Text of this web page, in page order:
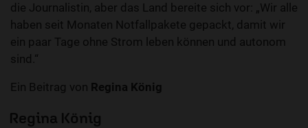
die Journalistin, aber das Land bereite sich vor: „Wir alle
haben seit Monaten Notfallpakete gepackt, damit wir
ein paar Tage ohne Strom leben können und autonom
sind.“
Ein Beitrag von Regina König
Regina König